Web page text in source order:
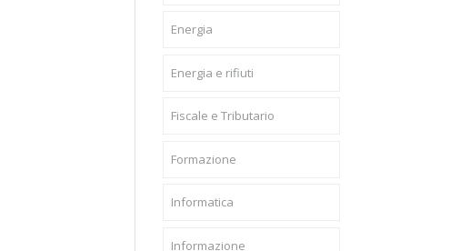
Energia
Energia e rifiuti
Fiscale e Tributario
Formazione
Informatica
Informazione